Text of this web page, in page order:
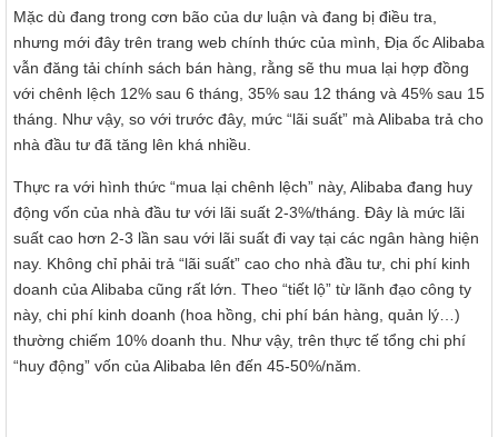
Mặc dù đang trong cơn bão của dư luận và đang bị điều tra,
nhưng mới đây trên trang web chính thức của mình, Địa ốc Alibaba
vẫn đăng tải chính sách bán hàng, rằng sẽ thu mua lại hợp đồng
với chênh lệch 12% sau 6 tháng, 35% sau 12 tháng và 45% sau 15
tháng. Như vậy, so với trước đây, mức “lãi suất” mà Alibaba trả cho
nhà đầu tư đã tăng lên khá nhiều.
Thực ra với hình thức “mua lại chênh lệch” này, Alibaba đang huy
động vốn của nhà đầu tư với lãi suất 2-3%/tháng. Đây là mức lãi
suất cao hơn 2-3 lần sau với lãi suất đi vay tại các ngân hàng hiện
nay. Không chỉ phải trả “lãi suất” cao cho nhà đầu tư, chi phí kinh
doanh của Alibaba cũng rất lớn. Theo “tiết lộ” từ lãnh đạo công ty
này, chi phí kinh doanh (hoa hồng, chi phí bán hàng, quản lý…)
thường chiếm 10% doanh thu. Như vậy, trên thực tế tổng chi phí
“huy động” vốn của Alibaba lên đến 45-50%/năm.